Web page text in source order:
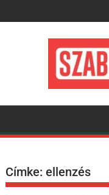
to
Címke:ellenzés